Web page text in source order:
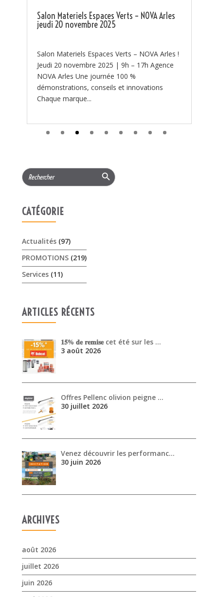
bonne préparation. 🔥 Chaque été, les...
Search Search Button
CATÉGORIE
PROMOTIONS
𝟏𝟓% 𝐝𝐞 𝐫𝐞𝐦𝐢𝐬𝐞 cet été sur les …
3 août 2026
Offres Pellenc olivion peigne …
30 juin 2026
ARCHIVES
août 2026
juillet 2026
mai 2026
mars 2026
février 2026
janvier 2026